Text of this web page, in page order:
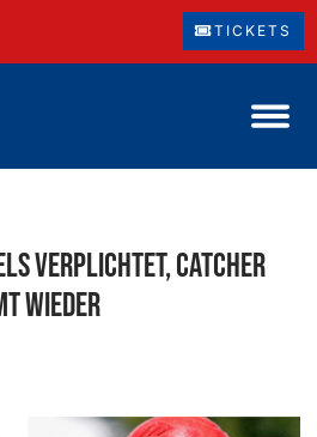
TICKETS
verplichtet, Catcher
wieder